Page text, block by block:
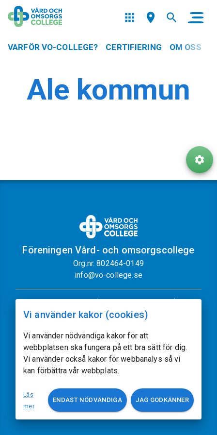
VARFÖR VO-COLLEGE? CERTIFIERING OM OSS
Ale kommun
Föreningen Vård- och omsorgscollege
Org.nr. 802464-0149
info@vo-college.se
Sajtkarta
Följ oss
Utvecklat av acczo.com
Vi använder kakor (cookies)
Vi använder nödvändiga kakor för att
webbplatsen ska fungera på ett bra sätt för dig.
Vi använder också kakor för webbanalys så vi
kan förbättra vår webbplats.
Läs
mer
ENDAST NÖDVÄNDIGA JAG GODKÄNNER